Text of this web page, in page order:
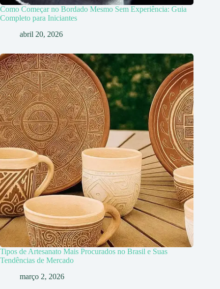
Como Começar no Bordado Mesmo Sem Experiência: Guia
Completo para Iniciantes
abril 20, 2026
Tipos de Artesanato Mais Procurados no Brasil e Suas
Tendências de Mercado
março 2, 2026